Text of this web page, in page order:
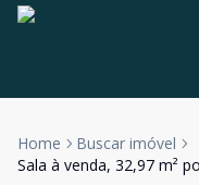
Home
Buscar imóvel
Sala à venda, 32,97 m²